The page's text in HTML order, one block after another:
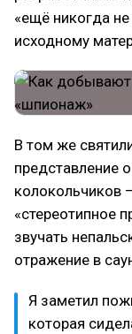
«ещё никогда
исходному
В том же
представление
колокольчиков
«стереотипное
звучать
отражение в
Я заметил
которая